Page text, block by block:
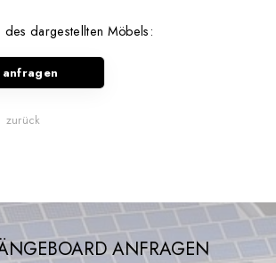
des dargestellten Möbels:
anfragen
zurück
ANFRAGEN